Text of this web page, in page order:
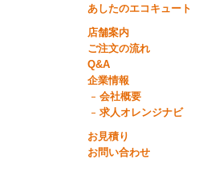
あしたのエコキュート
店舗案内
ご注文の流れ
Q&A
企業情報
会社概要
求人オレンジナビ
お見積り
お問い合わせ